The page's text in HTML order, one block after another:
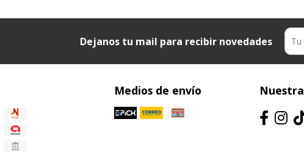
Dejanos tu mail para recibir novedades
Medios de envío